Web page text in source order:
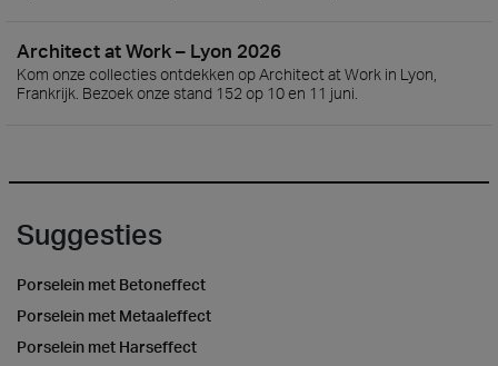
Architect at Work – Lyon 2026
Kom onze collecties ontdekken op Architect at Work in Lyon,
Frankrijk. Bezoek onze stand 152 op 10 en 11 juni.
Suggesties
Porselein met Betoneffect
Porselein met Metaaleffect
Porselein met Harseffect